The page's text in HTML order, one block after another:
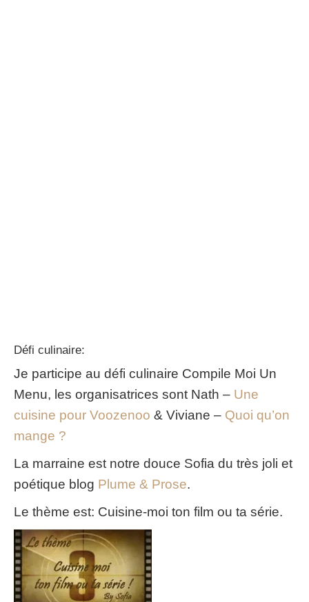
Défi culinaire:
Je participe au défi culinaire Compile Moi Un
Menu, les organisatrices sont Nath – Une
cuisine pour Voozenoo & Viviane – Quoi qu’on
mange ?
La marraine est notre douce Sofia du très joli et
poétique blog Plume & Prose.
Le thème est: Cuisine-moi ton film ou ta série.